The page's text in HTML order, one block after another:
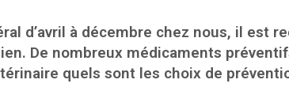
d’avril à décembre chez nous, il est
De nombreux médicaments
quels sont les choix de